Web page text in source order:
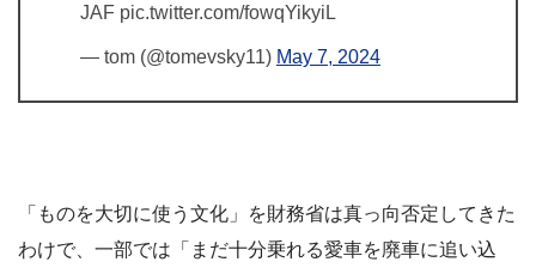
JAF pic.twitter.com/fowqYikyiL
— tom (@tomevsky11) May 7, 2024
「ものを大切に使う文化」を財務省は真っ向否定してきた
わけで、一部では「まだ十分乗れる愛車を廃車に追い込